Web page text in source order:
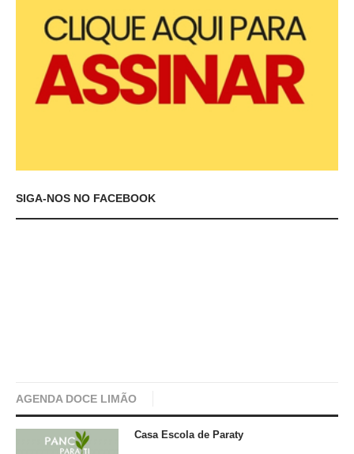
SIGA-NOS NO FACEBOOK
AGENDA DOCE LIMÃO
Casa Escola de Paraty